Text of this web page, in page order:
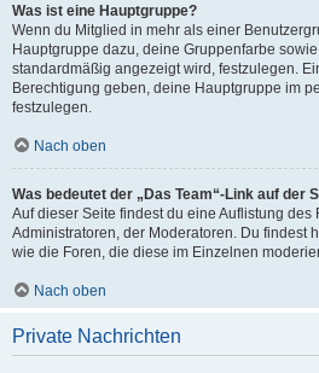
Was ist eine Hauptgruppe?
Wenn du Mitglied in mehr als einer
Hauptgruppe dazu, deine Gruppenfarbe
standardmäßig angezeigt wird, festzulegen.
Berechtigung geben, deine Hauptgruppe im
festzulegen.
Nach oben
Was bedeutet der „Das Team“-Link auf der
Auf dieser Seite findest du eine Auflistung
Administratoren, der Moderatoren. Du findest
wie die Foren, die diese im Einzelnen
Nach oben
Private Nachrichten